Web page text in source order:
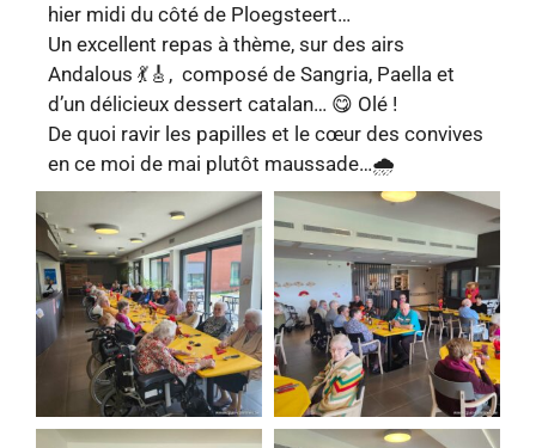
hier midi du côté de Ploegsteert…
Un excellent repas à thème, sur des airs
Andalous 💃🎸, composé de Sangria, Paella et
d’un délicieux dessert catalan… 😋 Olé !
De quoi ravir les papilles et le cœur des convives
en ce moi de mai plutôt maussade…🌧️